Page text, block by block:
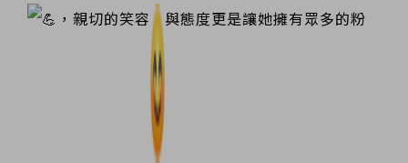
，親切的笑容
與態度更是讓她擁有眾多的粉